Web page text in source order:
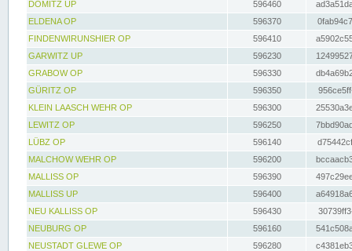
DÖMITZ UP
596460
ELDENA OP
596370
FINDENWIRUNSHIER OP
596410
GARWITZ UP
596230
GRABOW OP
596330
GÜRITZ OP
596350
KLEIN LAASCH WEHR OP
596300
LEWITZ OP
596250
LÜBZ OP
596140
MALCHOW WEHR OP
596200
MALLISS OP
596390
MALLISS UP
596400
NEU KALLISS OP
596430
NEUBURG OP
596160
NEUSTADT GLEWE OP
596280